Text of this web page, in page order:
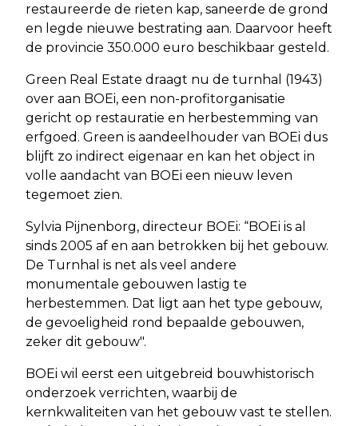
restaureerde de rieten kap, saneerde de grond
en legde nieuwe bestrating aan. Daarvoor heeft
de provincie 350.000 euro beschikbaar gesteld.
Green Real Estate draagt nu de turnhal (1943)
over aan BOEi, een non-profitorganisatie
gericht op restauratie en herbestemming van
erfgoed. Green is aandeelhouder van BOEi dus
blijft zo indirect eigenaar en kan het object in
volle aandacht van BOEi een nieuw leven
tegemoet zien.
Sylvia Pijnenborg, directeur BOEi: “BOEi is al
sinds 2005 af en aan betrokken bij het gebouw.
De Turnhal is net als veel andere
monumentale gebouwen lastig te
herbestemmen. Dat ligt aan het type gebouw,
de gevoeligheid rond bepaalde gebouwen,
zeker dit gebouw".
BOEi wil eerst een uitgebreid bouwhistorisch
onderzoek verrichten, waarbij de
kernkwaliteiten van het gebouw vast te stellen.